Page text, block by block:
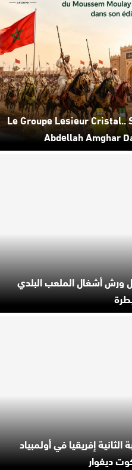
Le Groupe Lesieur Cristal..
Abdellah Amghar
ورش أشغال الملعب البلدي
إفريقيا في أولمبياد
ديفوار